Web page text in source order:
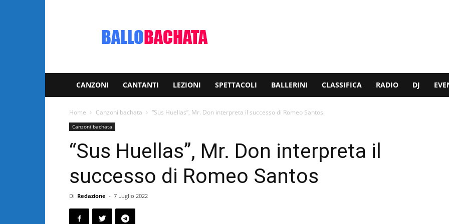
video
CANZONI CANTANTI LEZIONI SPETTACOLI BALLERINI CLASSIFICA RADIO DJ
Home Canzoni bachata “Sus Huellas”, Mr. Don interpreta il successo di Romeo Santos
Canzoni bachata
“Sus Huellas”, Mr. Don interpreta il
successo di Romeo Santos
Di Redazione - 7 Luglio 2022